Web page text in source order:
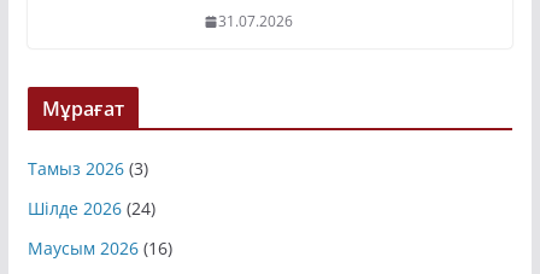
31.07.2026
Мұрағат
Тамыз 2026(3)
Шілде 2026(24)
Маусым 2026(16)